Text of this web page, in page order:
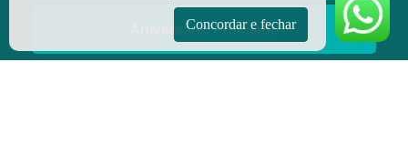
Aniversário Premiado
Concordar e fechar